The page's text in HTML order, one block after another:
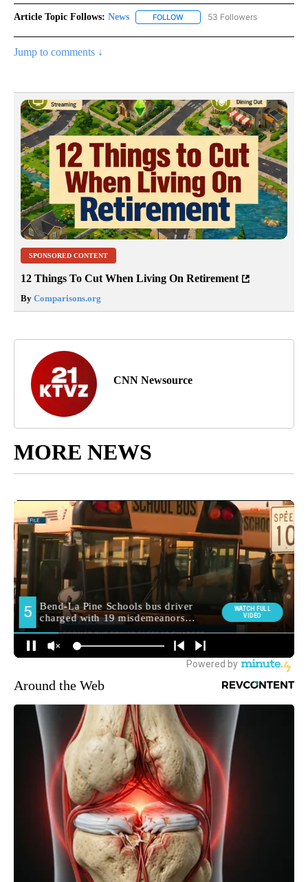
Article Topic Follows: News FOLLOW FOLLOW "NEWS" TO RECEIVE
53 Followers
Jump to comments ↓
SPONSORED CONTENT
12 Things To Cut When Living On Retirement
By Comparisons.org
CNN Newsource
MORE NEWS
Around the Web